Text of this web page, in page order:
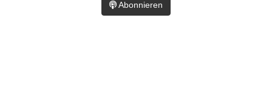
Abonnieren